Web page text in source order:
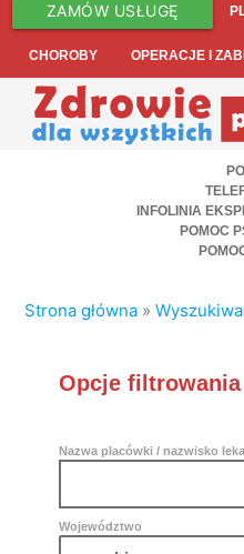
ZAMÓW USŁUGĘ
CHOROBY OPERACJE I
INFOLINIA
POMOC
Strona główna »
Opcje filtrowania
Nazwa placówki / nazwisko
Województwo